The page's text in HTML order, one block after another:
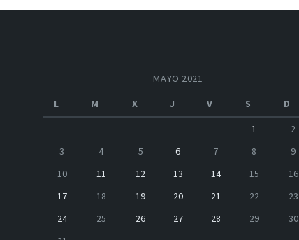
MAYO 2021
L
M X J V S
D
1
2
3
4 5 6 7 8
9
10
11 12 13 14 15
16
17
18 19 20 21 22
23
24
25 26 27 28 29
30